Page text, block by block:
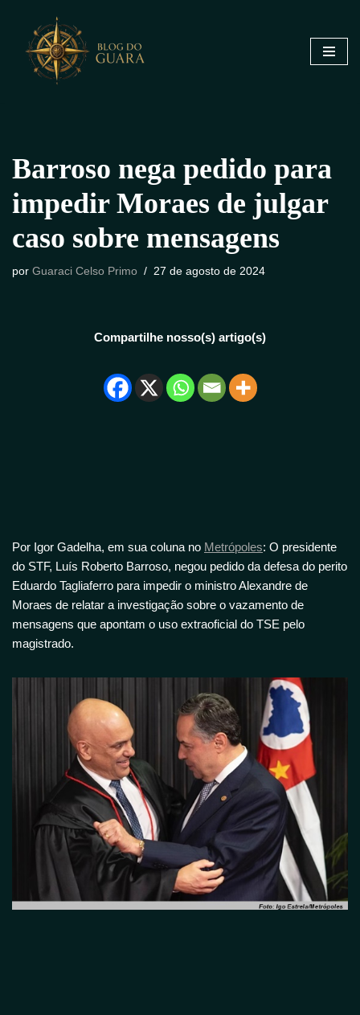
Pular
para
Barroso nega pedido para
impedir Moraes de julgar
caso sobre mensagens
por Guaraci Celso Primo 27 de agosto de 2024
Compartilhe nosso(s) artigo(s)
Por Igor Gadelha, em sua coluna no Metrópoles: O presidente
do STF, Luís Roberto Barroso, negou pedido da defesa do perito
Eduardo Tagliaferro para impedir o ministro Alexandre de
Moraes de relatar a investigação sobre o vazamento de
mensagens que apontam o uso extraoficial do TSE pelo
magistrado.